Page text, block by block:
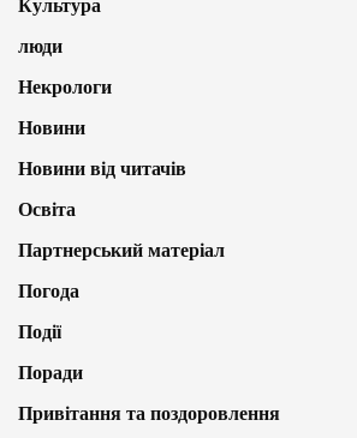
Культура
люди
Некрологи
Новини
Новини від читачів
Освіта
Партнерський матеріал
Погода
Події
Поради
Привітання та поздоровлення